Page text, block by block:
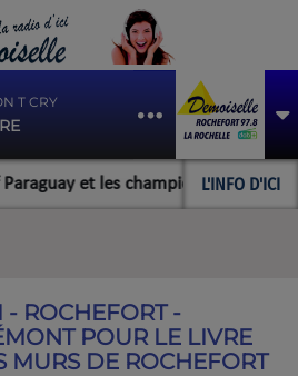
T CRY
L'INFO D'ICI
et les championnats du
- ROCHEFORT -
POUR LE LIVRE
MURS DE ROCHEFORT